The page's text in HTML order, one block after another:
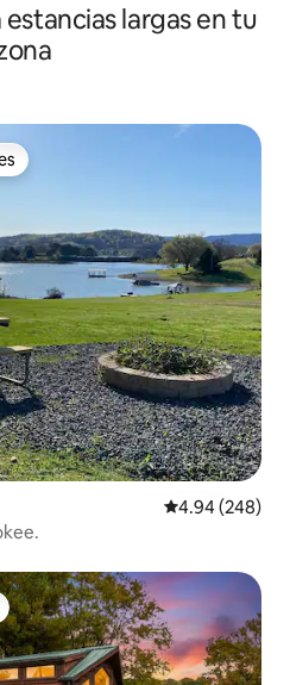
largas en tu
huéspedes
Calificación
4.94 (248)